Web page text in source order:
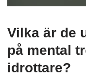
Vilka är de
på mental
idrottare?